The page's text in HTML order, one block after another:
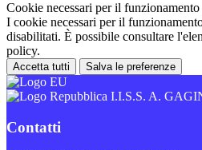
Cookie necessari per il funzionamento
I cookie necessari per il
disabilitati. È possibile consultare
policy.
Accetta tutti Salva le preferenze
I.I.S.S. A.
Contatti